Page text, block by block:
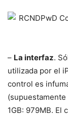
– La interfaz.
utilizada por el
control es
(supuestamente
1GB: 979MB. El